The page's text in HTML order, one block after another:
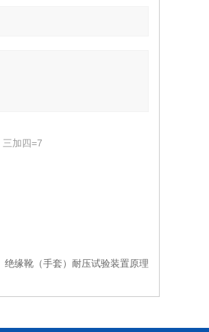
加四=7
绝缘靴（手套）耐压试验装置原理